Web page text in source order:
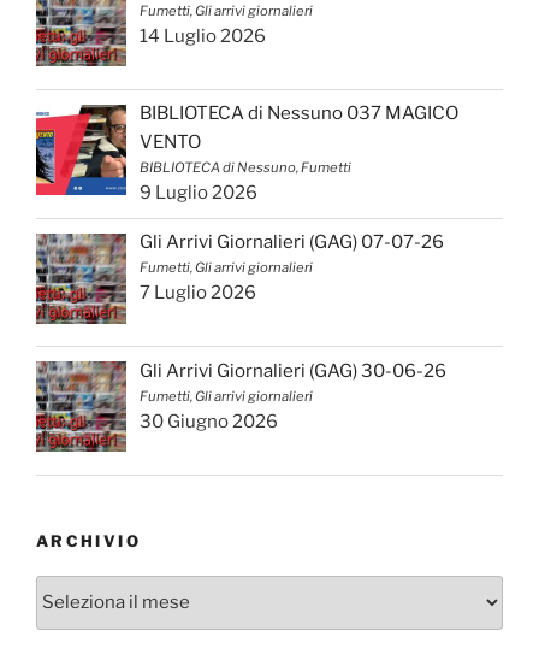
Fumetti, Gli arrivi giornalieri
14 Luglio 2026
BIBLIOTECA di Nessuno 037 MAGICO
VENTO
BIBLIOTECA di Nessuno, Fumetti
9 Luglio 2026
Gli Arrivi Giornalieri (GAG) 07-07-26
Fumetti, Gli arrivi giornalieri
7 Luglio 2026
Gli Arrivi Giornalieri (GAG) 30-06-26
Fumetti, Gli arrivi giornalieri
30 Giugno 2026
ARCHIVIO
Archivio